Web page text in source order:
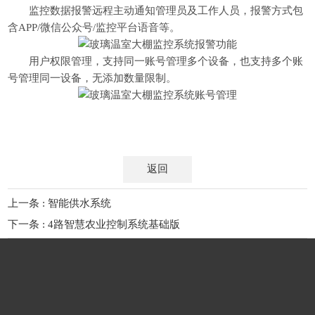
监控数据报警远程主动通知管理员及工作人员，报警方式包
含APP/微信公众号/监控平台语音等。
用户权限管理，支持同一账号管理多个设备，也支持多个账
号管理同一设备，无添加数量限制。
返回
上一条 : 智能供水系统
下一条 : 4路智慧农业控制系统基础版